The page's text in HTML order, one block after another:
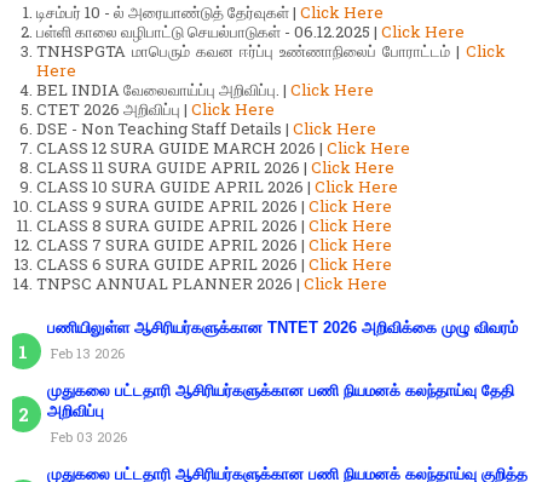
டிசம்பர் 10 - ல் அரையாண்டுத் தேர்வுகள் | Click Here
பள்ளி காலை வழிபாட்டு செயல்பாடுகள் - 06.12.2025 | Click Here
TNHSPGTA மாபெரும் கவன ஈர்ப்பு உண்ணாநிலைப் போராட்டம் | Click
Here
BEL INDIA வேலைவாய்ப்பு அறிவிப்பு. | Click Here
CTET 2026 அறிவிப்பு | Click Here
DSE - Non Teaching Staff Details | Click Here
CLASS 12 SURA GUIDE MARCH 2026 | Click Here
CLASS 11 SURA GUIDE APRIL 2026 | Click Here
CLASS 10 SURA GUIDE APRIL 2026 | Click Here
CLASS 9 SURA GUIDE APRIL 2026 | Click Here
CLASS 8 SURA GUIDE APRIL 2026 | Click Here
CLASS 7 SURA GUIDE APRIL 2026 | Click Here
CLASS 6 SURA GUIDE APRIL 2026 | Click Here
TNPSC ANNUAL PLANNER 2026 | Click Here
பணியிலுள்ள ஆசிரியர்களுக்கான TNTET 2026 அறிவிக்கை முழு விவரம்
Feb 13 2026
முதுகலை பட்டதாரி ஆசிரியர்களுக்கான பணி நியமனக் கலந்தாய்வு தேதி
அறிவிப்பு
Feb 03 2026
முதுகலை பட்டதாரி ஆசிரியர்களுக்கான பணி நியமனக் கலந்தாய்வு குறித்த